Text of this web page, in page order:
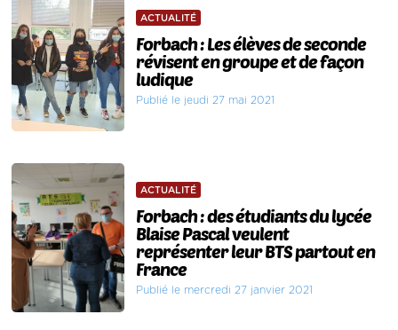
ACTUALITÉ
Forbach : Les élèves de seconde
révisent en groupe et de façon
ludique
Publié le jeudi 27 mai 2021
ACTUALITÉ
Forbach : des étudiants du lycée
Blaise Pascal veulent
représenter leur BTS partout en
France
Publié le mercredi 27 janvier 2021